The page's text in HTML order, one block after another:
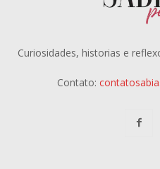
Curiosidades, historias e
Contato: